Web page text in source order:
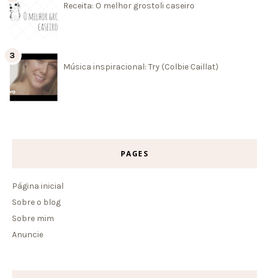
Receita: O melhor grostoli caseiro
Música inspiracional: Try (Colbie Caillat)
PAGES
Página inicial
Sobre o blog
Sobre mim
Anuncie